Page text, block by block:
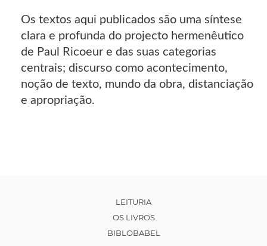
Os textos aqui publicados são uma síntese
clara e profunda do projecto hermenêutico
de Paul Ricoeur e das suas categorias
centrais; discurso como acontecimento,
noção de texto, mundo da obra, distanciação
e apropriação.
LEITURIA
OS LIVROS
BIBLOBABEL